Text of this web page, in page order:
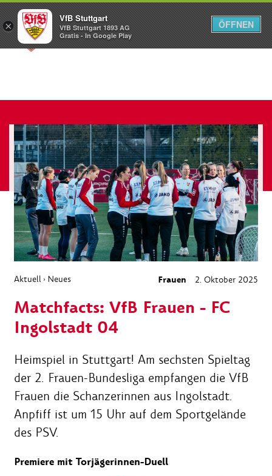
Menü
Aktuell › Neues Frauen 2. Oktober 2025
Matchfacts: VfB Frauen - FC
Ingolstadt 04
Heimspiel in Stuttgart! Am sechsten Spieltag
der 2. Frauen-Bundesliga empfangen die VfB
Frauen die Schanzerinnen aus Ingolstadt.
Anpfiff ist um 15 Uhr auf dem Sportgelände
des PSV.
Premiere mit Torjägerinnen-Duell
×
VfB Stuttgart
VfB Stuttgart 1893 AG
Gratis - In Google Play
ÖFFNEN